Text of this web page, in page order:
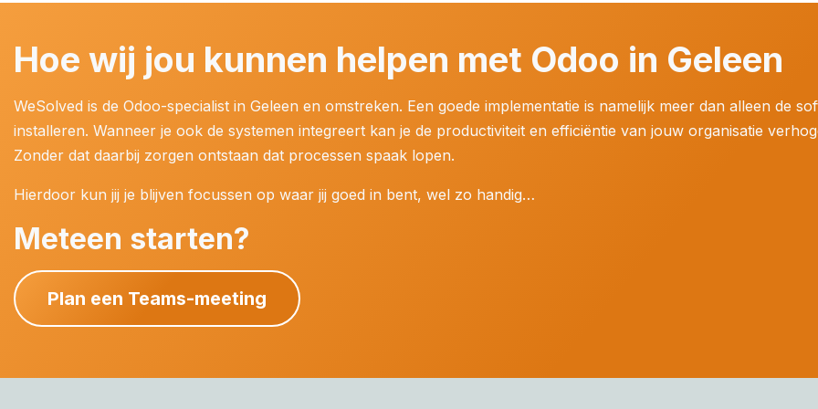
Hoe wij jou kunnen helpen met Odoo in Geleen
WeSolved is de Odoo-specialist in Geleen en omstreken. Een goede implementatie is namelijk meer dan alleen de
installeren. Wanneer je ook de systemen integreert kan je de productiviteit en efficiëntie van jouw organisatie
Zonder dat daarbij zorgen ontstaan dat processen spaak lopen.
Hierdoor kun jij je blijven focussen op waar jij goed in bent, wel zo handig…
Meteen starten?
Plan een Teams-meeting